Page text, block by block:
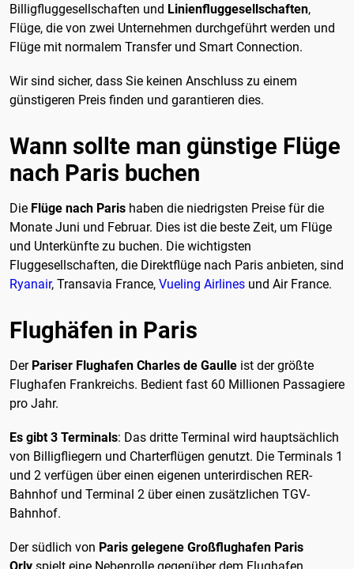
Billigfluggesellschaften und Linienfluggesellschaften,
Flüge, die von zwei Unternehmen durchgeführt werden und
Flüge mit normalem Transfer und Smart Connection.
Wir sind sicher, dass Sie keinen Anschluss zu einem
günstigeren Preis finden und garantieren dies.
Wann sollte man günstige Flüge
nach Paris buchen
Die Flüge nach Paris haben die niedrigsten Preise für die
Monate Juni und Februar. Dies ist die beste Zeit, um Flüge
und Unterkünfte zu buchen. Die wichtigsten
Fluggesellschaften, die Direktflüge nach Paris anbieten, sind
Ryanair, Transavia France, Vueling Airlines und Air France.
Flughäfen in Paris
Der Pariser Flughafen Charles de Gaulle ist der größte
Flughafen Frankreichs. Bedient fast 60 Millionen Passagiere
pro Jahr.
Es gibt 3 Terminals: Das dritte Terminal wird hauptsächlich
von Billigfliegern und Charterflügen genutzt. Die Terminals 1
und 2 verfügen über einen eigenen unterirdischen RER-
Bahnhof und Terminal 2 über einen zusätzlichen TGV-
Bahnhof.
Der südlich von Paris gelegene Großflughafen Paris